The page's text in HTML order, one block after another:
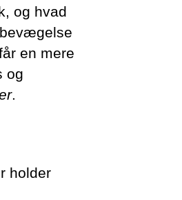
og hvad
en mere
og
.
holder